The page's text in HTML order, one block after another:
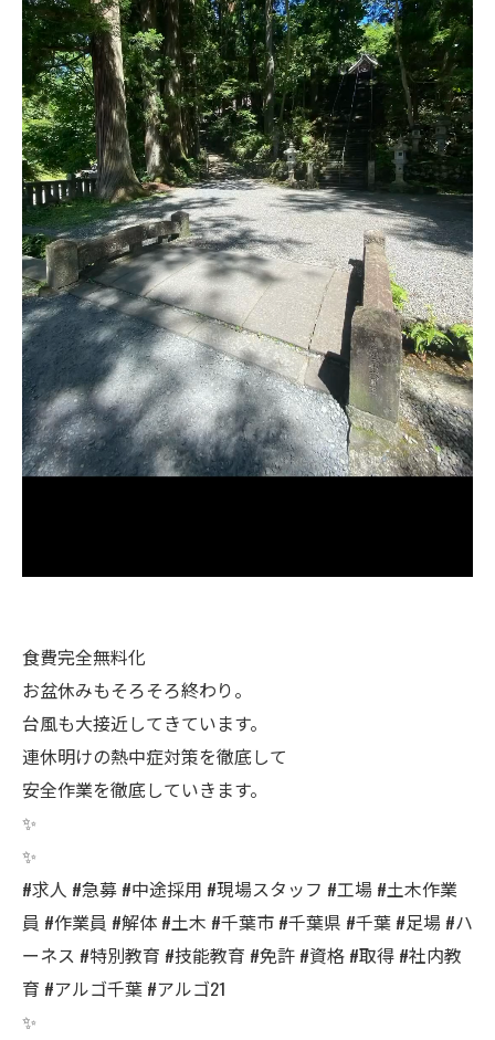
食費完全無料化
お盆休みもそろそろ終わり。
台風も大接近してきています。
連休明けの熱中症対策を徹底して
安全作業を徹底していきます。
✨
✨
#求人 #急募 #中途採用 #現場スタッフ #工場 #土木作業
員 #作業員 #解体 #土木 #千葉市 #千葉県 #千葉 #足場 #ハ
ーネス #特別教育 #技能教育 #免許 #資格 #取得 #社内教
育 #アルゴ千葉 #アルゴ21
✨